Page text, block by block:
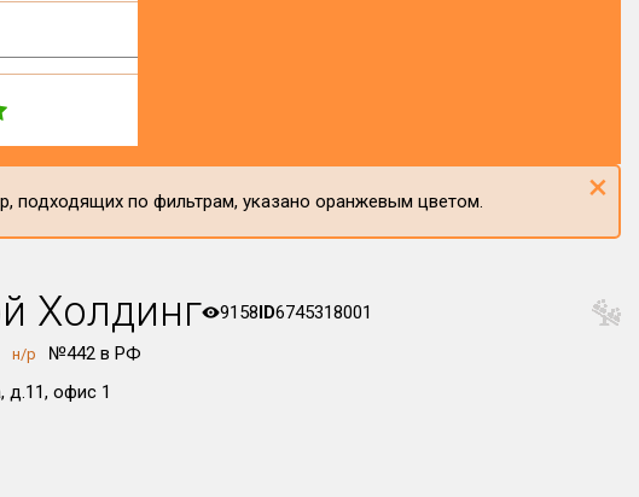
подходящих по фильтрам, указано оранжевым цветом. ×
Холдинг 9158ID6745318001
н/р
№442 в РФ
д.11, офис 1